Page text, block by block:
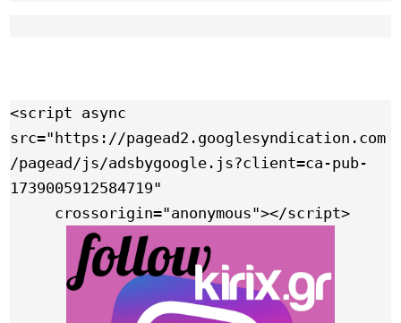
<script async
src="https://pagead2.googlesyndication.com
/pagead/js/adsbygoogle.js?client=ca-pub-
1739005912584719"
     crossorigin="anonymous"></script>